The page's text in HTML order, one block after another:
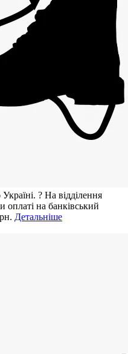
? На відділення
на банківський
Детальніше